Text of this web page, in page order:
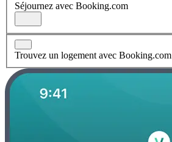
Séjournez avec Booking.com
Trouvez un logement avec Booking.com